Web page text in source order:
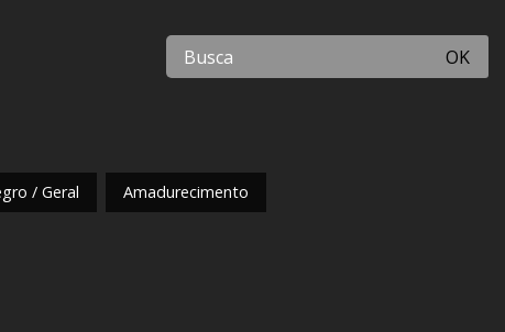
OK
/ Geral Amadurecimento